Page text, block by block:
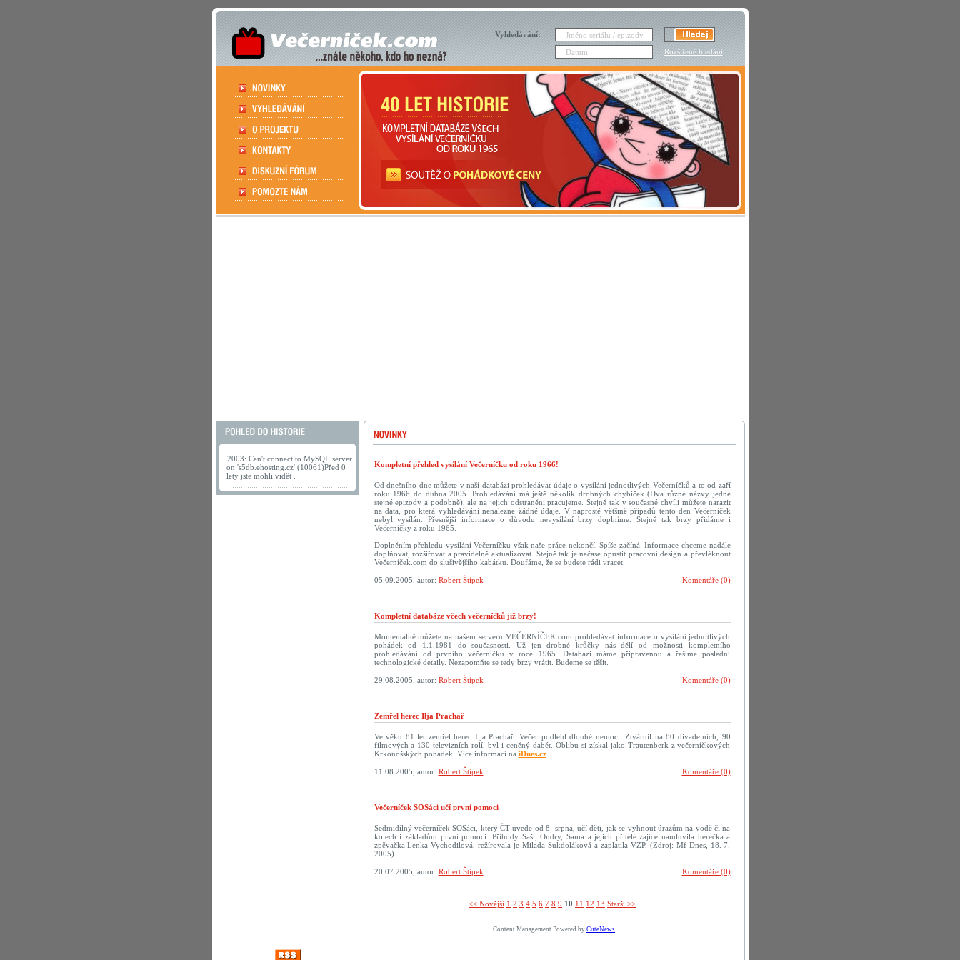
Vyhledávání:
Rozšířené hledání
2003: Can't connect to MySQL server
on 's5db.ehosting.cz' (10061)Před 0
lety jste mohli vidět .
Kompletní přehled vysílání Večerníčku od roku 1966!
Od dnešního dne můžete v naší databázi prohledávat údaje o vysílání jednotlivých Večerníčků a to od zaří
roku 1966 do dubna 2005. Prohledávání má ještě několik drobných chybiček (Dva různé názvy jedné
stejné epizody a podobně), ale na jejich odstraněni pracujeme. Stejně tak v současné chvíli můžete narazit
na data, pro která vyhledávání nenalezne žádné údaje. V naprosté většině případů tento den Večerníček
nebyl vysílán. Přesnější informace o důvodu nevysílání brzy doplníme. Stejně tak brzy přidáme i
Večerníčky z roku 1965.
Doplněním přehledu vysílání Večerníčku však naše práce nekončí. Spíše začíná. Informace chceme nadále
doplňovat, rozšiřovat a pravidelně aktualizovat. Stejně tak je načase opustit pracovní design a převléknout
Večerníček.com do slušivějšího kabátku. Doufáme, že se budete rádi vracet.
Komentáře (0)
05.09.2005, autor: Robert Štípek
Kompletní databáze včech večerníčků již brzy!
Momentálně můžete na našem serveru VEČERNÍČEK.com prohledávat informace o vysílání jednotlivých
pohádek od 1.1.1981 do současnosti. Už jen drobné krůčky nás dělí od možnosti kompletního
prohledávání od prvního večerníčku v roce 1965. Databázi máme připravenou a řešíme poslední
technologické detaily. Nezapomňte se tedy brzy vrátit. Budeme se těšit.
Komentáře (0)
29.08.2005, autor: Robert Štípek
Zemřel herec Ilja Prachař
Ve věku 81 let zemřel herec Ilja Prachař. Večer podlehl dlouhé nemoci. Ztvárnil na 80 divadelních, 90
filmových a 130 televizních rolí, byl i ceněný dabér. Oblibu si získal jako Trautenberk z večerníčkových
Krkonošských pohádek. Více informací na iDnes.cz.
Komentáře (0)
11.08.2005, autor: Robert Štípek
Večerníček SOSáci učí první pomoci
Sedmidílný večerníček SOSáci, který ČT uvede od 8. srpna, učí děti, jak se vyhnout úrazům na vodě či na
kolech i základům první pomoci. Příhody Saši, Ondry, Sama a jejich přítele zajíce namluvila herečka a
zpěvačka Lenka Vychodilová, režírovala je Milada Sukdoláková a zaplatila VZP. (Zdroj: Mf Dnes, 18. 7.
2005).
Komentáře (0)
20.07.2005, autor: Robert Štípek
<< Novější­ 1 2 3 4 5 6 7 8 9 10 11 12 13 Starší >>
Content Management Powered by CuteNews